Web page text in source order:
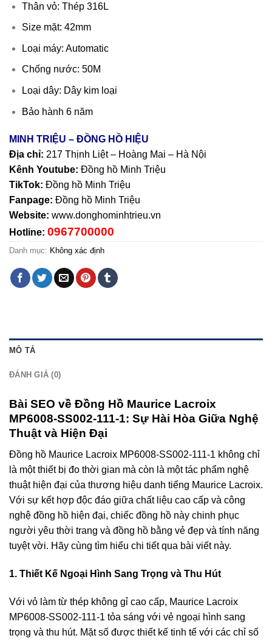
Thân vỏ: Thép 316L
Size mặt: 42mm
Loại máy: Automatic
Chống nước: 50M
Loại dây: Dây kim loại
Bảo hành 6 năm
MINH TRIỆU – ĐỒNG HỒ HIỆU
Địa chỉ: 217 Thịnh Liệt – Hoàng Mai – Hà Nội
Kênh Youtube: Đồng hồ Minh Triệu
TikTok: Đồng hồ Minh Triệu
Fanpage: Đồng hồ Minh Triệu
Website: www.donghominhtrieu.vn
Hotline: 0967700000
Danh mục: Không xác định
MÔ TẢ
ĐÁNH GIÁ (0)
Bài SEO về Đồng Hồ Maurice Lacroix
MP6008-SS002-111-1: Sự Hài Hòa Giữa Nghệ
Thuật và Hiện Đại
Đồng hồ Maurice Lacroix MP6008-SS002-111-1 không chỉ
là một thiết bị đo thời gian mà còn là một tác phẩm nghệ
thuật hiện đại của thương hiệu danh tiếng Maurice Lacroix.
Với sự kết hợp độc đáo giữa chất liệu cao cấp và công
nghệ đồng hồ hiện đại, chiếc đồng hồ này chinh phục
người yêu thời trang và đồng hồ bằng vẻ đẹp và tính năng
tuyệt vời. Hãy cùng tìm hiểu chi tiết qua bài viết này.
1. Thiết Kế Ngoại Hình Sang Trọng và Thu Hút
Với vỏ làm từ thép không gỉ cao cấp, Maurice Lacroix
MP6008-SS002-111-1 tỏa sáng với vẻ ngoại hình sang
trọng và thu hút. Mặt số được thiết kế tinh tế với các chỉ số